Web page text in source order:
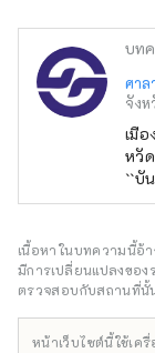
บท
ศาล
จังห
เมื
หวั
``บั
เจ
แล
พ.ศ
เมื
กา
เนื้อหาในบทความนี้อ้
มีการเปลี่ยนแปลงขอ
ตรวจสอบกับสถานที่นั้
หน้าเว็บไซต์นี้ใช้เค